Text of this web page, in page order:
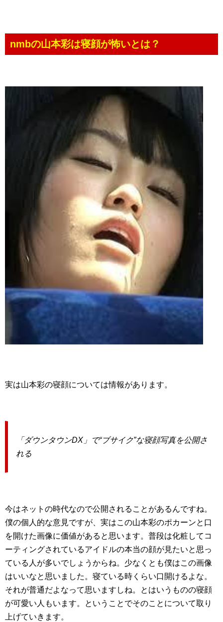
nmbの山本彩は寝顔が怖いとは？
実は山本彩の寝顔については情報があります。
「ダウンタウンDX」で“ブサイク”な寝顔写真を公開さ
れる
今はネットの時代なので公開されることがあるんですね。
僕の個人的な意見ですが、実はこの山本彩のポカーンと口
を開けた画像に価値があると思います。普段は化粧してコ
ーティングされているアイドルの本当の顔が見たいと思っ
ている人が多いでしょうからね。少なくとも僕はこの画像
はいいなと思いました。寝ている時くらい口開けるよな。
それが普通だよなって思いますしね。とはいうものの寝顔
が可愛い人もいます。ということでそのことについて取り
上げていきます。